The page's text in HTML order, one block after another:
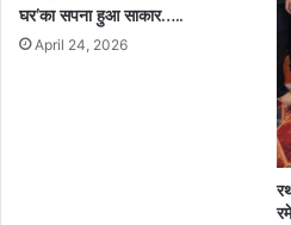
घर’का सपना हुआ साकार…..
April 24, 2026